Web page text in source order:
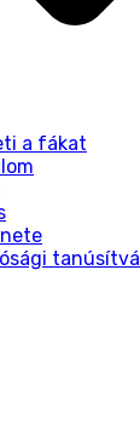
a fákat